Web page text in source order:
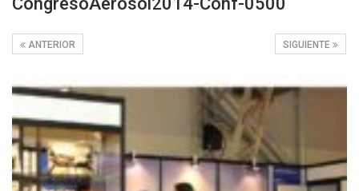
SIGUIENTE
ANTERIOR